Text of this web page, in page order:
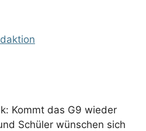
Kommt das G9 wieder
Schüler wünschen sich